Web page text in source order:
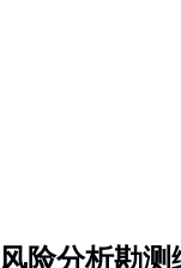
险分析勘